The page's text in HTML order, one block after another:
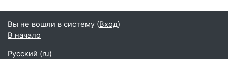
Вы не вошли в систему (Вход)
В начало
Русский ‎(ru)‎